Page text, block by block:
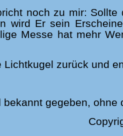
noch zu mir:
wird Er sein
Messe hat mehr
zurück und
gegeben,